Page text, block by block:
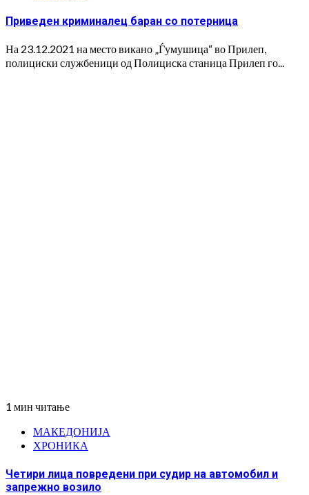
Приведен криминалец баран со потерница
На 23.12.2021 на место викано „Ѓумушица“ во Прилеп,
полициски службеници од Полициска станица Прилеп го...
1 мин читање
МАКЕДОНИЈА
ХРОНИКА
Четири лица повредени при судир на автомобил и
запрежно возило